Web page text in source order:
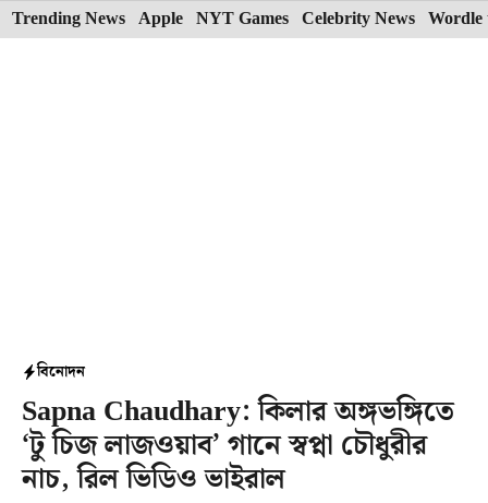
Skip
to
Trending News Apple NYT Games Celebrity News Wordle
বিনোদন
Sapna Chaudhary: কিলার অঙ্গভঙ্গিতে
‘টু চিজ লাজওয়াব’ গানে স্বপ্না চৌধুরীর
নাচ, রিল ভিডিও ভাইরাল